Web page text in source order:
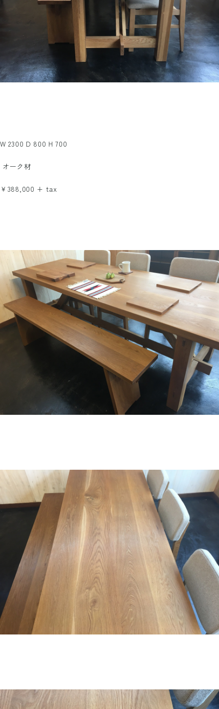
W 2300 D 800 H 700
オーク材
￥388,000 + tax